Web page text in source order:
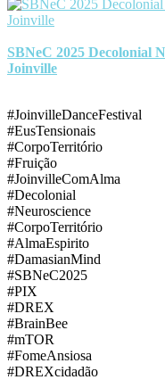
SBNeC 2025 Decolonial
Joinville
#JoinvilleDanceFestival
#EusTensionais
#CorpoTerritório
#Fruição
#JoinvilleComAlma
#Decolonial
#Neuroscience
#CorpoTerritório
#AlmaEspirito
#DamasianMind
#SBNeC2025
#PIX
#DREX
#BrainBee
#mTOR
#FomeAnsiosa
#DREXcidadão